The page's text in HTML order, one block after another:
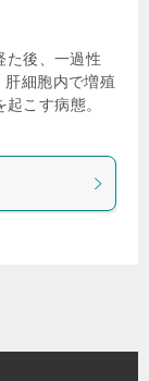
た後、一過性
細胞内で増殖
こす病態。